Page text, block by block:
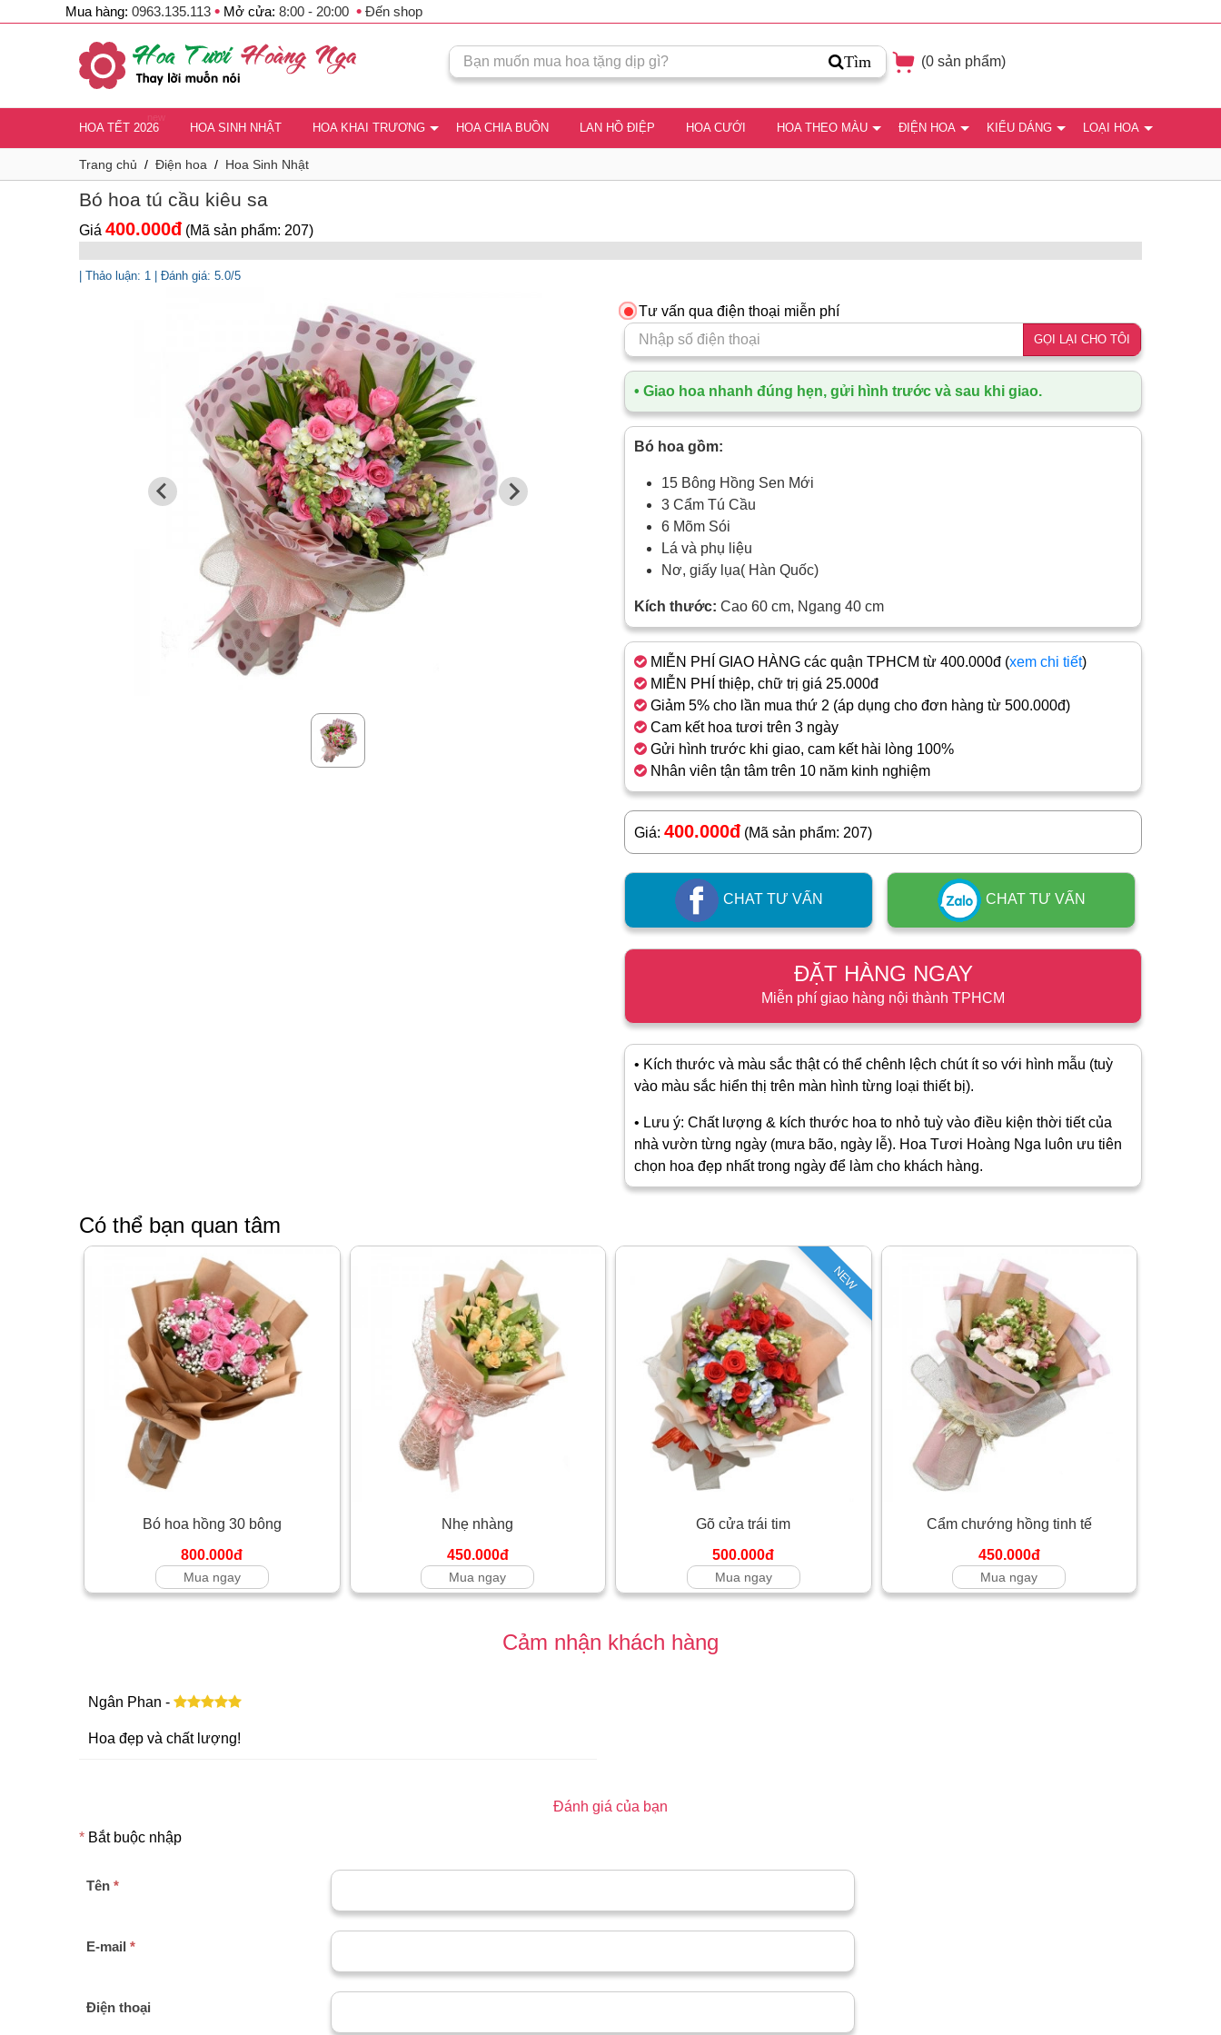
Mua hàng: 0963.135.113 • Mở cửa: 8:00 - 20:00 • Đến shop
Tìm (0 sản phẩm)
new
HOA TẾT 2026 HOA SINH NHẬT HOA KHAI TRƯƠNG HOA CHIA BUỒN LAN HỒ ĐIỆP HOA CƯỚI HOA THEO MÀU ĐIỆN HOA KIỂU DÁNG LOẠI HOA
Trang chủ / Điện hoa / Hoa Sinh Nhật
Bó hoa tú cầu kiêu sa
Giá 400.000đ (Mã sản phẩm: 207)
| Thảo luận: 1 | Đánh giá: 5.0/5
Tư vấn qua điện thoại miễn phí
GỌI LẠI CHO TÔI
• Giao hoa nhanh đúng hẹn, gửi hình trước và sau khi giao.
Bó hoa gồm:
15 Bông Hồng Sen Mới
3 Cẩm Tú Cầu
6 Mõm Sói
Lá và phụ liệu
Nơ, giấy lụa( Hàn Quốc)
Kích thước: Cao 60 cm, Ngang 40 cm
MIỄN PHÍ GIAO HÀNG các quận TPHCM từ 400.000đ (xem chi tiết)
MIỄN PHÍ thiệp, chữ trị giá 25.000đ
Giảm 5% cho lần mua thứ 2 (áp dụng cho đơn hàng từ 500.000đ)
Cam kết hoa tươi trên 3 ngày
Gửi hình trước khi giao, cam kết hài lòng 100%
Nhân viên tận tâm trên 10 năm kinh nghiệm
Giá: 400.000đ (Mã sản phẩm: 207)
CHAT TƯ VẤN CHAT TƯ VẤN
ĐẶT HÀNG NGAY
Miễn phí giao hàng nội thành TPHCM
• Kích thước và màu sắc thật có thể chênh lệch chút ít so với hình mẫu (tuỳ
vào màu sắc hiển thị trên màn hình từng loại thiết bị).
• Lưu ý: Chất lượng & kích thước hoa to nhỏ tuỳ vào điều kiện thời tiết của
nhà vườn từng ngày (mưa bão, ngày lễ). Hoa Tươi Hoàng Nga luôn ưu tiên
chọn hoa đẹp nhất trong ngày để làm cho khách hàng.
Có thể bạn quan tâm
Bó hoa hồng 30 bông
800.000đ
Mua ngay
Nhẹ nhàng
450.000đ
Mua ngay
NEW
Gõ cửa trái tim
500.000đ
Mua ngay
Cẩm chướng hồng tinh tế
450.000đ
Mua ngay
Cảm nhận khách hàng
Ngân Phan -
Hoa đẹp và chất lượng!
Đánh giá của bạn
* Bắt buộc nhập
Tên *
E-mail *
Điện thoại